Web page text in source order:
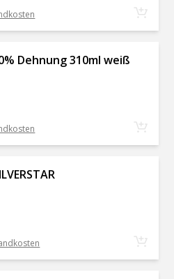
Dehnung 310ml weiß